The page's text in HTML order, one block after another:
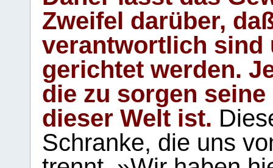
Zweifel darüber,
verantwortlich sind
gerichtet werden.
die zu sorgen
dieser Welt ist.
Schranke, die uns